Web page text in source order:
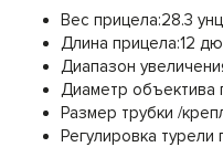
Вес прицела:28.3
Длина прицела:12
Диапазон
Диаметр объектива
Размер трубки /
Регулировка турели